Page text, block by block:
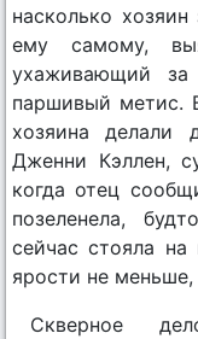
насколько
ему самому,
ухаживающий
паршивый метис.
хозяина
Дженни Кэллен,
когда отец
позеленела,
сейчас стояла
ярости не
Скверное